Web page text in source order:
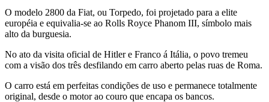
O modelo 2800 da Fiat, ou Torpedo, foi projetado para a elite
européia e equivalia-se ao Rolls Royce Phanom III, símbolo mais
alto da burguesia.
No ato da visita oficial de Hitler e Franco á Itália, o povo tremeu
com a visão dos três desfilando em carro aberto pelas ruas de Roma.
O carro está em perfeitas condições de uso e permanece totalmente
original, desde o motor ao couro que encapa os bancos.